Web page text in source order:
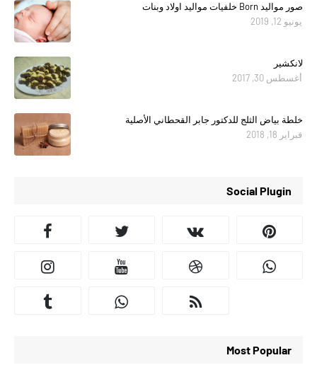
صور مواليد Born خلفيات مواليد اولاد وبنات
يونيو 12, 2019
لانكشير
أغسطس 30, 2017
خلطة بياض الثلج للدكتور جابر القحطاني الأصلية
فبراير 18, 2018
Social Plugin
Most Popular